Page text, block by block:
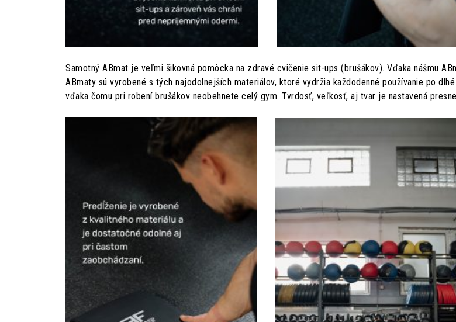
Samotný ABmat je veľmi šikovná pomôcka na zdravé cvičenie sit-ups (brušákov). Vďaka nášmu
ABmaty sú vyrobené s tých najodolnejších materiálov, ktoré vydržia každodenné používanie po
vďaka čomu pri robení brušákov neobehnete celý gym. Tvrdosť, veľkosť, aj tvar je nastavená